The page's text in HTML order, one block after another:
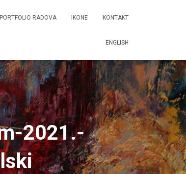
PORTFOLIO RADOVA IKONE KONTAKT
ENGLISH
2021.-